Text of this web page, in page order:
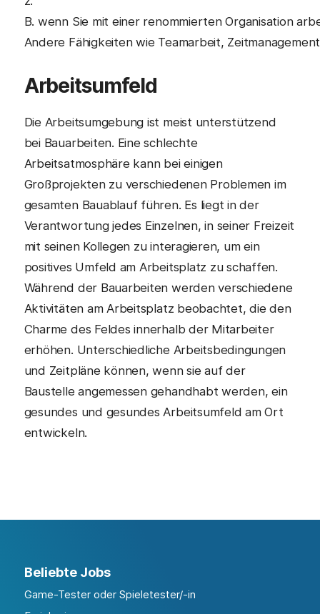
B. wenn Sie mit einer renommierten Organisation
Andere Fähigkeiten wie Teamarbeit,
Arbeitsumfeld
Die Arbeitsumgebung ist meist unterstützend
bei Bauarbeiten. Eine schlechte
Arbeitsatmosphäre kann bei einigen
Großprojekten zu verschiedenen Problemen im
gesamten Bauablauf führen. Es liegt in der
Verantwortung jedes Einzelnen, in seiner Freizeit
mit seinen Kollegen zu interagieren, um ein
positives Umfeld am Arbeitsplatz zu schaffen.
Während der Bauarbeiten werden verschiedene
Aktivitäten am Arbeitsplatz beobachtet, die den
Charme des Feldes innerhalb der Mitarbeiter
erhöhen. Unterschiedliche Arbeitsbedingungen
und Zeitpläne können, wenn sie auf der
Baustelle angemessen gehandhabt werden, ein
gesundes und gesundes Arbeitsumfeld am Ort
entwickeln.
Beliebte Jobs
Game-Tester oder Spieletester/-in